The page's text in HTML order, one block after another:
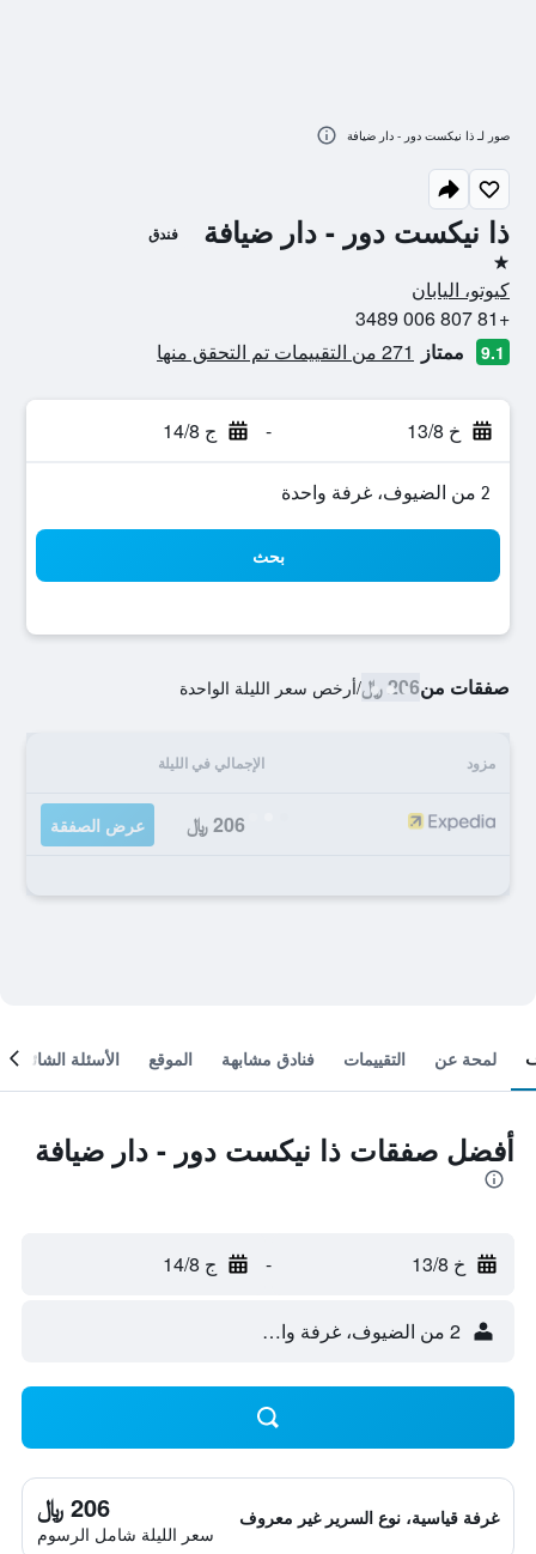
ذا نيكست دور - دار ضيافة فندق
نجمة واحدة
كيوتو، اليابان
+81 807 006 3489
9.1 ممتاز 271 من التقييمات تم التحقق منها
خ 13/8 - ج 14/8
2 من الضيوف، غرفة واحدة
بحث
صفقات من206 ﷼ /أرخص سعر الليلة الواحدة
مزود الإجمالي في الليلة
206 ﷼ عرض الصفقة
صور لـ ذا نيكست دور - دار ضيافة
لمحة عن التقييمات فنادق مشابهة الموقع الأسئلة الشائعة
أفضل صفقات ذا نيكست دور - دار ضيافة
خ 13/8 - ج 14/8
2 من الضيوف، غرفة واحدة
غرفة قياسية، نوع السرير غير معروف 206 ﷼
سعر الليلة شامل الرسوم